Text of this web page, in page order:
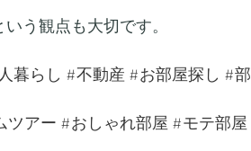
う観点も大切です。
暮らし #不動産 #お部屋探し #部
ツアー #おしゃれ部屋 #モテ部屋